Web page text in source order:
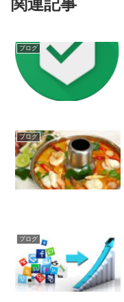
関連記事
ブログ
ブログ
ブログ